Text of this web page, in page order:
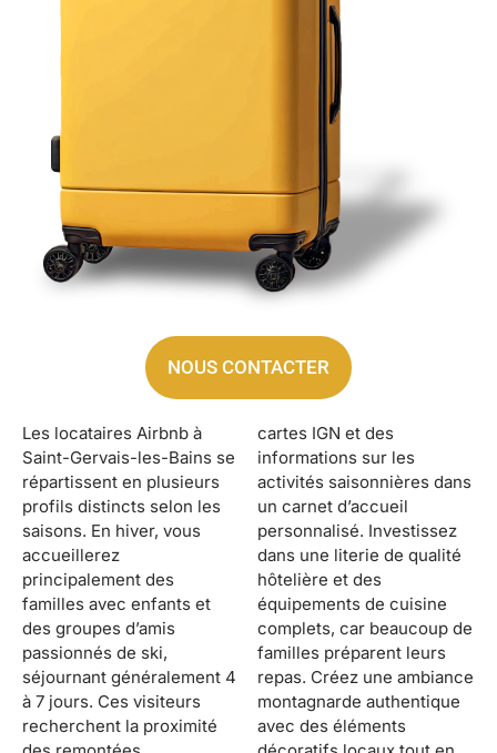
NOUS CONTACTER
Les locataires Airbnb à
Saint-Gervais-les-Bains se
répartissent en plusieurs
profils distincts selon les
saisons. En hiver, vous
accueillerez
principalement des
familles avec enfants et
des groupes d’amis
passionnés de ski,
séjournant généralement 4
à 7 jours. Ces visiteurs
recherchent la proximité
cartes IGN et des
informations sur les
activités saisonnières dans
un carnet d’accueil
personnalisé. Investissez
dans une literie de qualité
hôtelière et des
équipements de cuisine
complets, car beaucoup de
familles préparent leurs
repas. Créez une ambiance
montagnarde authentique
avec des éléments